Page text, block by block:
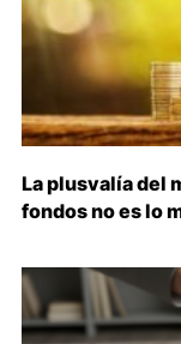
La plusvalía del
fondos no es lo